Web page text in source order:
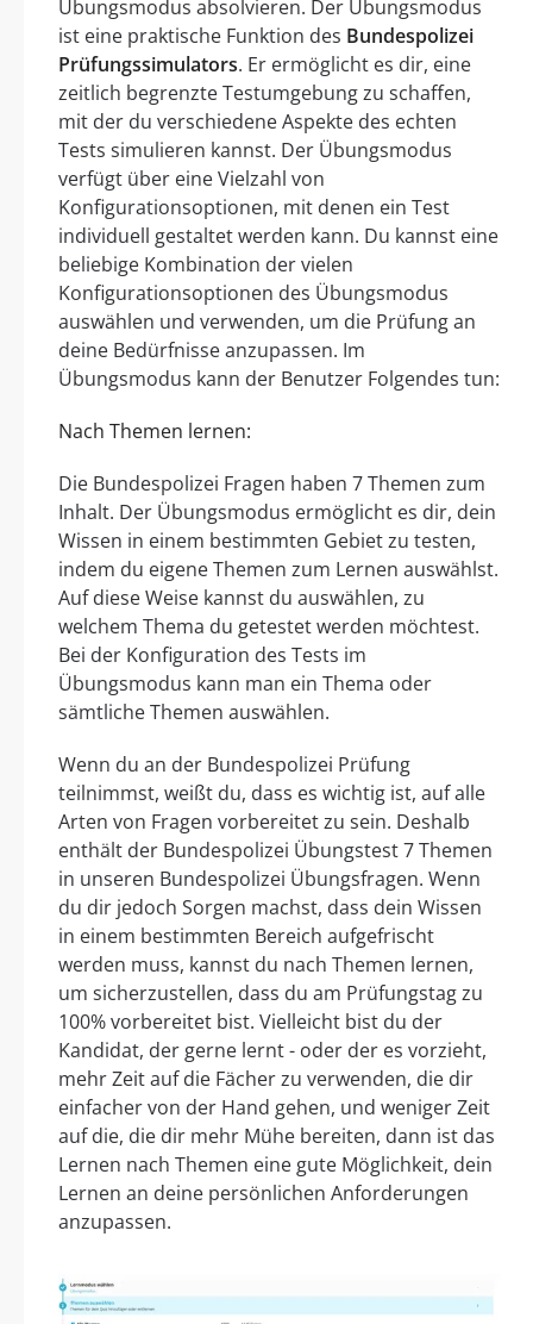
Übungsmodus absolvieren. Der Übungsmodus
ist eine praktische Funktion des Bundespolizei
Prüfungssimulators. Er ermöglicht es dir, eine
zeitlich begrenzte Testumgebung zu schaffen,
mit der du verschiedene Aspekte des echten
Tests simulieren kannst. Der Übungsmodus
verfügt über eine Vielzahl von
Konfigurationsoptionen, mit denen ein Test
individuell gestaltet werden kann. Du kannst eine
beliebige Kombination der vielen
Konfigurationsoptionen des Übungsmodus
auswählen und verwenden, um die Prüfung an
deine Bedürfnisse anzupassen. Im
Übungsmodus kann der Benutzer Folgendes tun:
Nach Themen lernen:
Die Bundespolizei Fragen haben 7 Themen zum
Inhalt. Der Übungsmodus ermöglicht es dir, dein
Wissen in einem bestimmten Gebiet zu testen,
indem du eigene Themen zum Lernen auswählst.
Auf diese Weise kannst du auswählen, zu
welchem Thema du getestet werden möchtest.
Bei der Konfiguration des Tests im
Übungsmodus kann man ein Thema oder
sämtliche Themen auswählen.
Wenn du an der Bundespolizei Prüfung
teilnimmst, weißt du, dass es wichtig ist, auf alle
Arten von Fragen vorbereitet zu sein. Deshalb
enthält der Bundespolizei Übungstest 7 Themen
in unseren Bundespolizei Übungsfragen. Wenn
du dir jedoch Sorgen machst, dass dein Wissen
in einem bestimmten Bereich aufgefrischt
werden muss, kannst du nach Themen lernen,
um sicherzustellen, dass du am Prüfungstag zu
100% vorbereitet bist. Vielleicht bist du der
Kandidat, der gerne lernt - oder der es vorzieht,
mehr Zeit auf die Fächer zu verwenden, die dir
einfacher von der Hand gehen, und weniger Zeit
auf die, die dir mehr Mühe bereiten, dann ist das
Lernen nach Themen eine gute Möglichkeit, dein
Lernen an deine persönlichen Anforderungen
anzupassen.